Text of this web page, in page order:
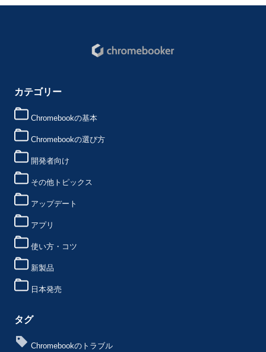
カテゴリー
Chromebookの基本
Chromebookの選び方
開発者向け
その他トピックス
アップデート
アプリ
使い方・コツ
新製品
日本発売
タグ
Chromebookのトラブル